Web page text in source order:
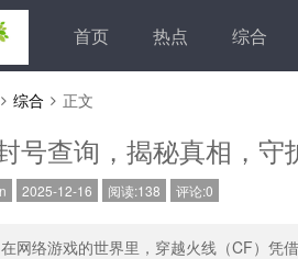
首页 热点 综合
综合 正文
号查询，揭秘真相，守
2025-12-16 阅读:138 评论:0
在网络游戏的世界里，穿越火线（CF）凭